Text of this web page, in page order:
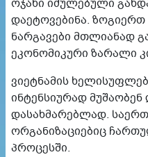
ოჯახი იძულებული
დაეტოვებინა.
ნარგავები მთლიანად
ეკონომიკური ზარალი
ვიეტნამის
ინტენსიურად
დასახმარებლად.
ორგანიზაციებიც
პროცესში.